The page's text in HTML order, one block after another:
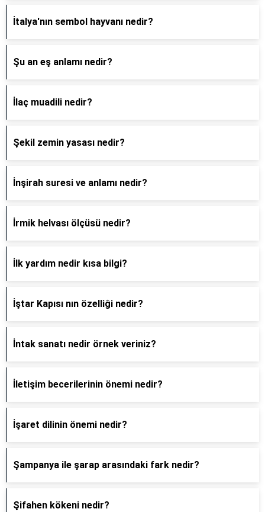
İtalya'nın sembol hayvanı nedir?
Şu an eş anlamı nedir?
İlaç muadili nedir?
Şekil zemin yasası nedir?
İnşirah suresi ve anlamı nedir?
İrmik helvası ölçüsü nedir?
İlk yardım nedir kısa bilgi?
İştar Kapısı nın özelliği nedir?
İntak sanatı nedir örnek veriniz?
İletişim becerilerinin önemi nedir?
İşaret dilinin önemi nedir?
Şampanya ile şarap arasındaki fark nedir?
Şifahen kökeni nedir?